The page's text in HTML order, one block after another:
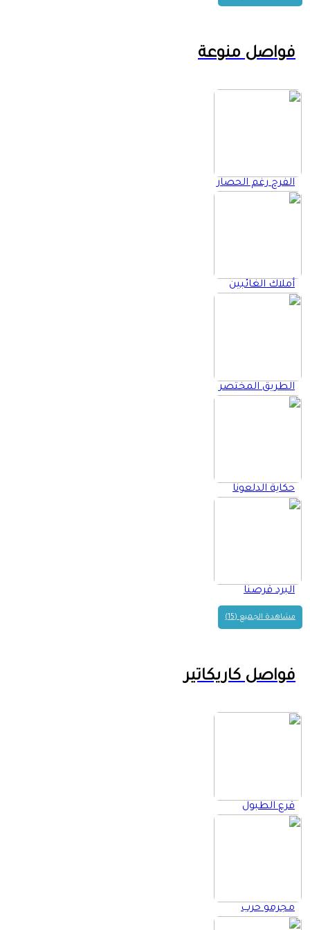
فواصل منوعة
الفرح رغم الحصار
أملاك الغائبين
الطريق المختصر
حكاية الدلعونا
البرد قرصنا
مشاهدة الجميع (15)
فواصل كاريكاتير
قرع الطبول
مجرمو حرب